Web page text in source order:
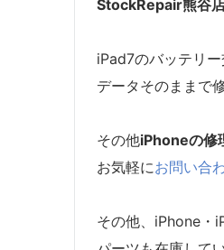
StockRepair熊谷
iPad7のバッテリ
データそのままで
その他iPhoneの修
お気軽にお問い合
その他、iPhone・